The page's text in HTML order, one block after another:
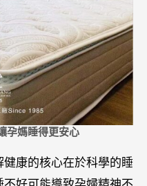
孕媽睡得更安心
康的核心在於科學的睡